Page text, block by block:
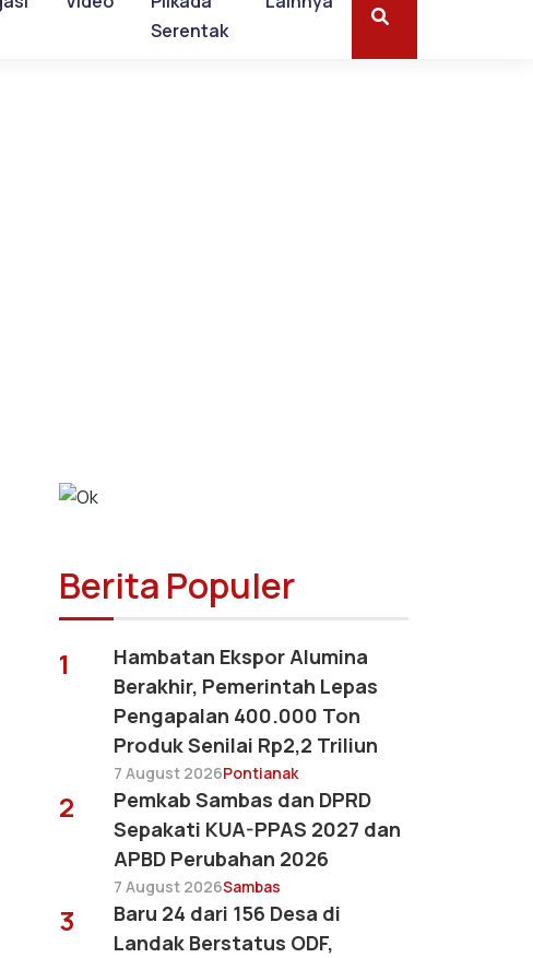
Serentak
Berita Populer
1
Hambatan Ekspor Alumina
Berakhir, Pemerintah Lepas
Pengapalan 400.000 Ton
Produk Senilai Rp2,2 Triliun
7 August 2026Pontianak
2
Pemkab Sambas dan DPRD
Sepakati KUA-PPAS 2027 dan
APBD Perubahan 2026
7 August 2026Sambas
3
Baru 24 dari 156 Desa di
Landak Berstatus ODF,